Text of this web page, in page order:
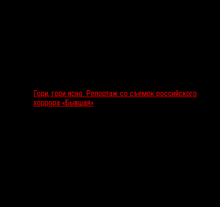
Гори, гори ясно: Репортаж со съемок российского
хоррора «Бывшая»